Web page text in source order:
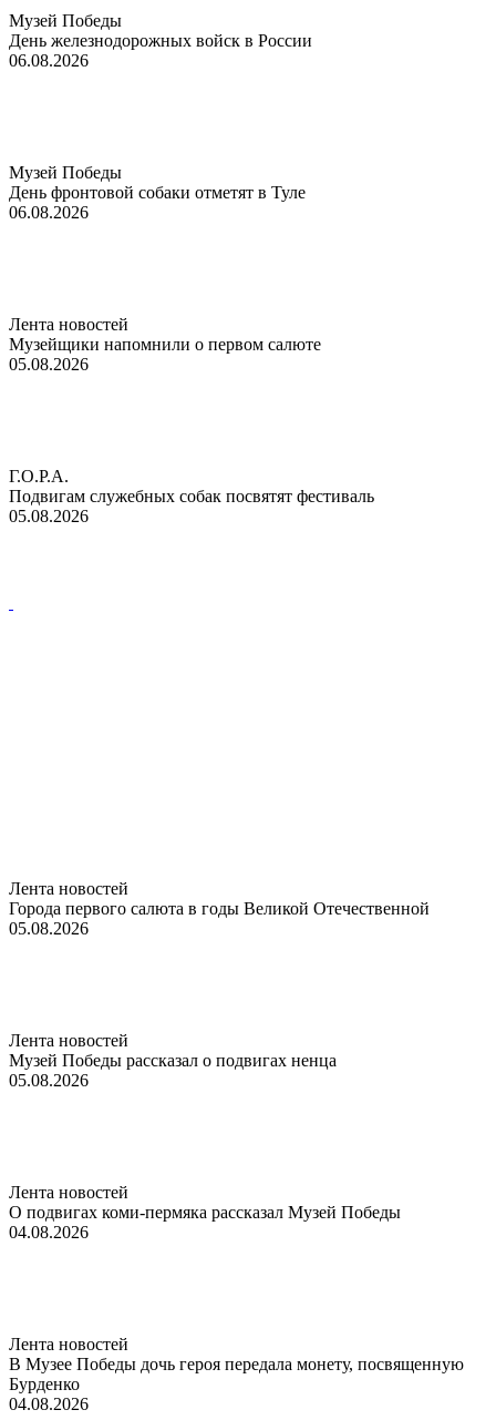
Музей Победы
День железнодорожных войск в России
06.08.2026
Музей Победы
День фронтовой собаки отметят в Туле
06.08.2026
Лента новостей
Музейщики напомнили о первом салюте
05.08.2026
Г.О.Р.А.
Подвигам служебных собак посвятят фестиваль
05.08.2026
Лента новостей
Города первого салюта в годы Великой Отечественной
05.08.2026
Лента новостей
Музей Победы рассказал о подвигах ненца
05.08.2026
Лента новостей
О подвигах коми-пермяка рассказал Музей Победы
04.08.2026
Лента новостей
В Музее Победы дочь героя передала монету, посвященную
Бурденко
04.08.2026